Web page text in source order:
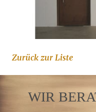
Zurück zur Liste
WIR